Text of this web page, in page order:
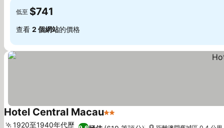
低至 $741
查看 2 個網站的價格
Hotel Central Macau2 星級
1920至1940年代歷